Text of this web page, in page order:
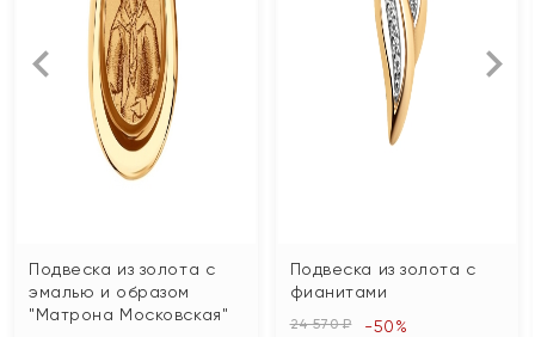
Подвеска из золота с
эмалью и образом
"Матрона Московская"
Подвеска из золота с
фианитами
24 570 ₽ -50%